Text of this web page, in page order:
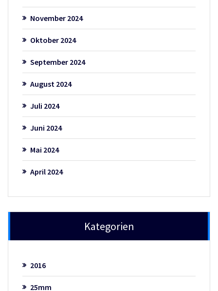
November 2024
Oktober 2024
September 2024
August 2024
Juli 2024
Juni 2024
Mai 2024
April 2024
Kategorien
2016
25mm